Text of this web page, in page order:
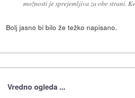
možnosti je sprejemljiva za obe strani.
Bolj jasno bi bilo že težko napisano.
Vredno ogleda ...